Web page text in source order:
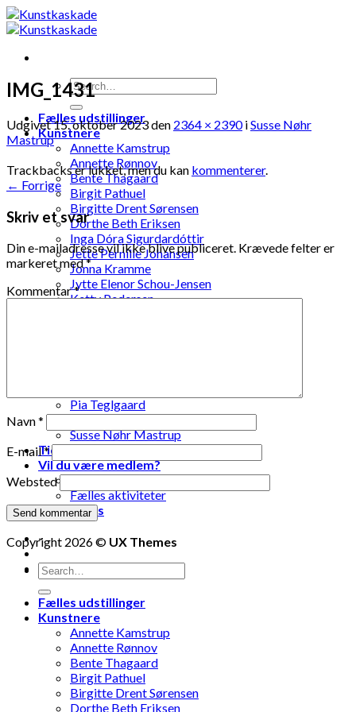
Skip
to
Fælles udstillinger
Kunstnere
Annette Kamstrup
Annette Rønnov
Bente Thagaard
Birgit Pathuel
Birgitte Drent Sørensen
Dorthe Beth Eriksen
Inga Dóra Sigurdardóttir
Jette Pernille Johansen
Jonna Kramme
Jytte Elenor Schou-Jensen
Ketty Pedersen
Pia Teglgaard
Stanley Graham
Susse Nøhr Mastrup
Tidligere udstillinger
Vil du være medlem?
Fælles oplevelser
Fælles aktiviteter
Kontakt os
-
-
IMG_1431
Udgivet15. oktober 2023den 2364 × 2390iSusse Nøhr
Mastrup
Trackbacks er lukket, men du kan kommenterer.
← Forrige
Skriv et svar
Din e-mailadresse vil ikke blive publiceret. Krævede felter er
markeret med*
Kommentar*
Navn*
E-mail*
Websted
Copyright 2026 © UX Themes
Fælles udstillinger
Kunstnere
Annette Kamstrup
Annette Rønnov
Bente Thagaard
Birgit Pathuel
Birgitte Drent Sørensen
Dorthe Beth Eriksen